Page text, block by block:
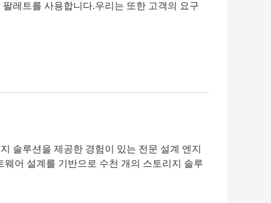
레트를 사용합니다.우리는 또한 고객의 요구
솔루션을 제공한 경험이 있는 전문 설계 엔지
어 설계를 기반으로 수천 개의 스토리지 솔루